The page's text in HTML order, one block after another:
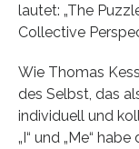
lautet: „The
Collective
Wie Thomas
des Selbst, das
individuell und
„I“ und „Me“